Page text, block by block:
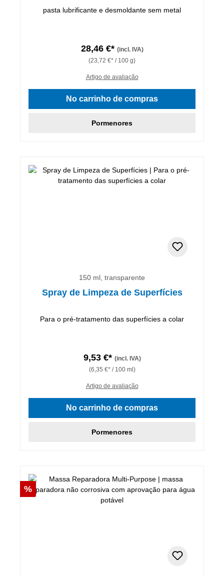
pasta lubrificante e desmoldante sem metal
28,46 €* (incl. IVA)
(23,72 €* / 100 g)
Artigo de avaliação
No carrinho de compras
Pormenores
150 ml, transparente
Spray de Limpeza de Superfícies
Para o pré-tratamento das superfícies a colar
9,53 €* (incl. IVA)
(6,35 €* / 100 ml)
Artigo de avaliação
No carrinho de compras
Pormenores
Desconto
%